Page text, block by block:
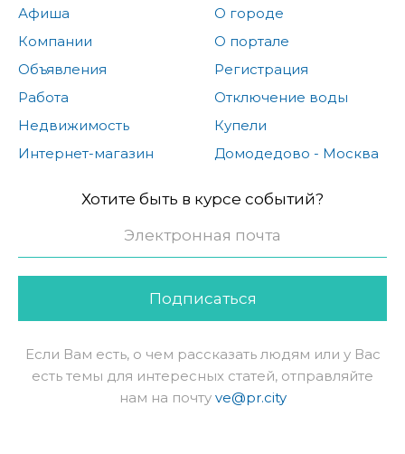
Афиша
Компании
Объявления
Работа
Недвижимость
Интернет-магазин
О городе
О портале
Регистрация
Отключение воды
Купели
Домодедово - Москва
Хотите быть в курсе событий?
Подписаться
Если Вам есть, о чем рассказать людям или у Вас
есть темы для интересных статей, отправляйте
нам на почту ve@pr.city